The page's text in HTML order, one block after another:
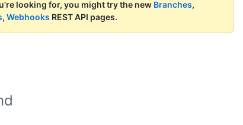
looking for, you might try the new Branches,
, Webhooks REST API pages.